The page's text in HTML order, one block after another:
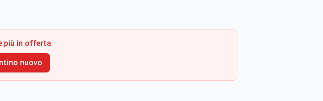
più in offerta
nuovo